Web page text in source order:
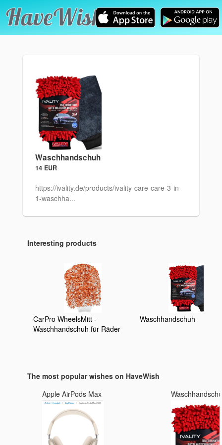
Waschhandschuh
14 EUR
https://ivality.de/products/ivality-care-care-3-in-
1-waschha...
Interesting products
CarPro WheelsMitt -
Waschhandschuh für Räder
Waschhandschuh
The most popular wishes on HaveWish
Apple AirPods Max